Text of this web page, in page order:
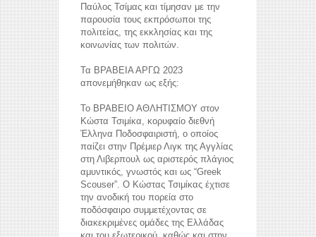
Παύλος Τσίμας και τίμησαν με την
παρουσία τους εκπρόσωποι της
πολιτείας, της εκκλησίας και της
κοινωνίας των πολιτών.
Τα ΒΡΑΒΕΙΑ ΑΡΓΩ 2023
απονεμήθηκαν ως εξής:
Το ΒΡΑΒΕΙΟ ΑΘΛΗΤΙΣΜΟΥ στον
Κώστα Τσιμίκα, κορυφαίο διεθνή
Έλληνα Ποδοσφαιριστή, ο οποίος
παίζει στην Πρέμιερ Λιγκ της Αγγλίας
στη Λιβερπουλ ως αριστερός πλάγιος
αμυντικός, γνωστός και ως “Greek
Scouser”. Ο Κώστας Τσιμίκας έχτισε
την ανοδική του πορεία στο
ποδόσφαιρο συμμετέχοντας σε
διακεκριμένες ομάδες της Ελλάδας